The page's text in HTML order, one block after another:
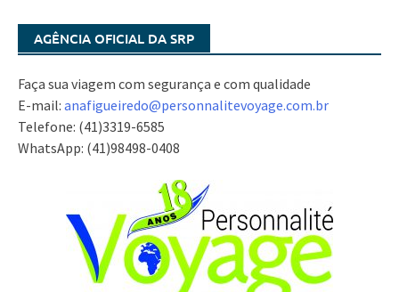
AGÊNCIA OFICIAL DA SRP
Faça sua viagem com segurança e com qualidade
E-mail: anafigueiredo@personnalitevoyage.com.br
Telefone: (41)3319-6585
WhatsApp: (41)98498-0408